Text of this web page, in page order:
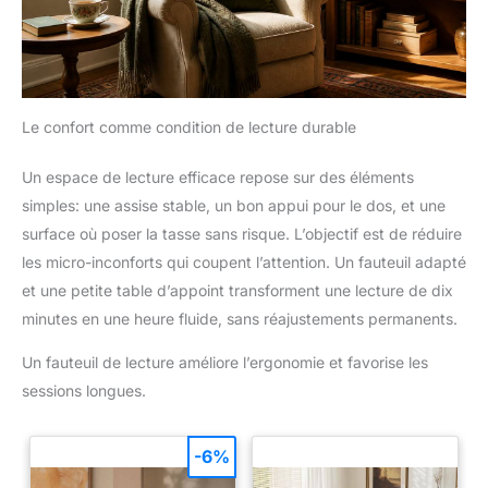
Le confort comme condition de lecture durable
Un espace de lecture efficace repose sur des éléments
simples: une assise stable, un bon appui pour le dos, et une
surface où poser la tasse sans risque. L’objectif est de réduire
les micro-inconforts qui coupent l’attention. Un fauteuil adapté
et une petite table d’appoint transforment une lecture de dix
minutes en une heure fluide, sans réajustements permanents.
Un fauteuil de lecture améliore l’ergonomie et favorise les
sessions longues.
-6%